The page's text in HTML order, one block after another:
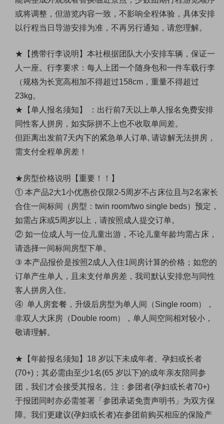
或将调整，但游览内容一致，不影响全程体验，具体安排
以行程当日导游安排为准，不再另行通知，请您理解。
★ 【携带行李说明 】 本社根据团队大小安排车辆，保证一
人一座。行李要求：每人上团一个随身包和一件车载行李
（规格为长宽高相加不得超过158cm，重量不得超过
23kg。
★ 【单人报名须知 】 ：出行前7天以上单人报名免费安排
同性客人拼房，如实际拼不上也不收取单间差。
但距离出发前7天内下的紧急单人订单, 请谅解无法拼房，
需支付全程单房差！
★房型价格说明【重要！！】
① 本产品2大1小优惠价仅限2-5周岁不占床位且与2名家长
合住一间标间（房型：twin room/two single beds） 预定，
如需占床或5周岁以上，请按照成人提交订单。
② 如一位成人与一位儿童出游 ，不论 儿童年龄均需占床，
请选择一间标间房型下单。
③ 本产品报价是按照2成人入住1间房计算的价格； 如您的
订单产生单人，且未支付单房差，我司默认安排您与同性
客人拼房入住。
④ 单人房套餐，升级后房型为单人间（Single room），
非双人大床房（Double room），单人间空间相对较小，
敬请理解。
★ 【年龄报名须知 】18 岁以下未成年者、孕妇或长者
(70+)；其必需由至少1名(65 岁以下)的成年亲友陪同参
团，我们才会接受其报名。注：参团者(孕妇或长者70+)
于报团同时亦必需签署「参团承诺免责声明书」为双方保
障。我们更建议(孕妇或长者)在参团前购买相应的保险产